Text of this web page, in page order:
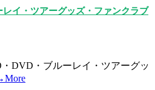
イ・ツアーグッズ・ファンクラブ
DVD・ブルーレイ・ツアーグッ